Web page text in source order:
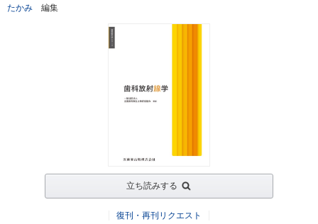
たかみ 編集
立ち読みする
復刊・再刊リクエスト